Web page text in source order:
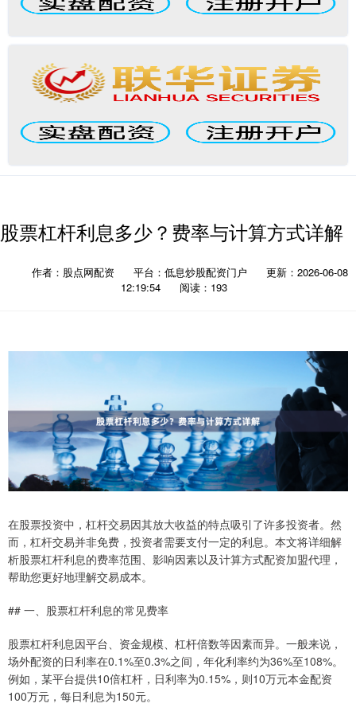
股票杠杆利息多少？费率与计算方式详解
作者：股点网配资 平台：低息炒股配资门户
更新：2026-06-08
12:19:54
阅读：193
在股票投资中，杠杆交易因其放大收益的特点吸引了许多投资者。然
而，杠杆交易并非免费，投资者需要支付一定的利息。本文将详细解
析股票杠杆利息的费率范围、影响因素以及计算方式配资加盟代理，
帮助您更好地理解交易成本。
## 一、股票杠杆利息的常见费率
股票杠杆利息因平台、资金规模、杠杆倍数等因素而异。一般来说，
场外配资的日利率在0.1%至0.3%之间，年化利率约为36%至108%。
例如，某平台提供10倍杠杆，日利率为0.15%，则10万元本金配资
100万元，每日利息为150元。